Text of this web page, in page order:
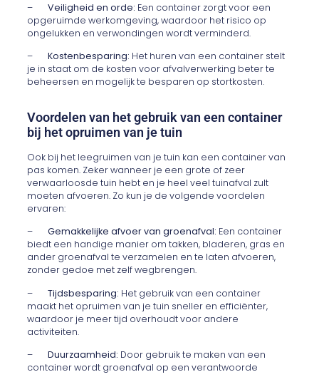
–Veiligheid en orde: Een container zorgt voor een
opgeruimde werkomgeving, waardoor het risico op
ongelukken en verwondingen wordt verminderd.
–Kostenbesparing: Het huren van een container stelt
je in staat om de kosten voor afvalverwerking beter te
beheersen en mogelijk te besparen op stortkosten.
Voordelen van het gebruik van een container
bij het opruimen van je tuin
Ook bij het leegruimen van je tuin kan een container van
pas komen. Zeker wanneer je een grote of zeer
verwaarloosde tuin hebt en je heel veel tuinafval zult
moeten afvoeren. Zo kun je de volgende voordelen
ervaren:
–Gemakkelijke afvoer van groenafval: Een container
biedt een handige manier om takken, bladeren, gras en
ander groenafval te verzamelen en te laten afvoeren,
zonder gedoe met zelf wegbrengen.
–Tijdsbesparing: Het gebruik van een container
maakt het opruimen van je tuin sneller en efficiënter,
waardoor je meer tijd overhoudt voor andere
activiteiten.
–Duurzaamheid: Door gebruik te maken van een
container wordt groenafval op een verantwoorde